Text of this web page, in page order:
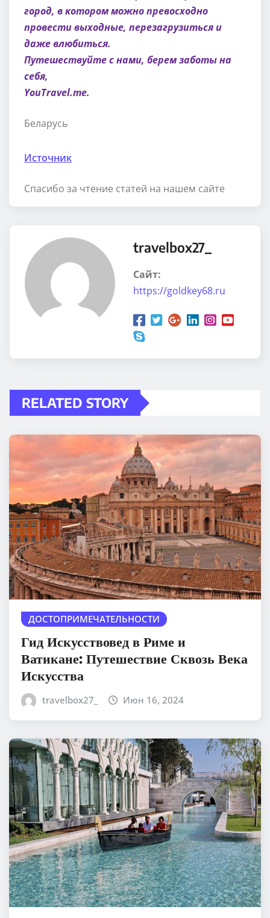
город, в котором можно превосходно
провести выходные, перезагрузиться и
даже влюбиться.
Путешествуйте с нами, берем заботы на
себя,
YouTravel.me.
Беларусь
Источник
Спасибо за чтение статей на нашем сайте
travelbox27_
Сайт:
https://goldkey68.ru
RELATED STORY
ДОСТОПРИМЕЧАТЕЛЬНОСТИ
Гид Искусствовед в Риме и
Ватикане: Путешествие Сквозь Века
Искусства
travelbox27_ Июн 16, 2024